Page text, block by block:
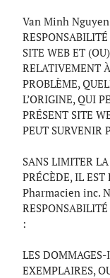
Van Minh Nguyen
SITE WEB ET
RELATIVEMENT
PROBLÈME,
L’ORIGINE, QUI
PRÉSENT SITE
PEUT SURVENIR
SANS LIMITER
PRÉCÈDE, IL
Pharmacien inc.
:
LES
EXEMPLAIRES,